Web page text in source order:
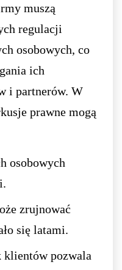
muszą
regulacji
osobowych, co
ich
i partnerów. W
prawne mogą
osobowych
zrujnować
się latami.
klientów pozwala